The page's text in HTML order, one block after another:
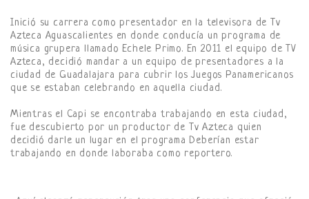
Inició su carrera como presentador en la televisora de Tv
Azteca Aguascalientes en donde conducía un programa de
música grupera llamado Echele Primo. En 2011 el equipo de TV
Azteca, decidió mandar a un equipo de presentadores a la
ciudad de Guadalajara para cubrir los Juegos Panamericanos
que se estaban celebrando en aquella ciudad.
Mientras el Capi se encontraba trabajando en esta ciudad,
fue descubierto por un productor de Tv Azteca quien
decidió darle un lugar en el programa Deberían estar
trabajando en donde laboraba como reportero.